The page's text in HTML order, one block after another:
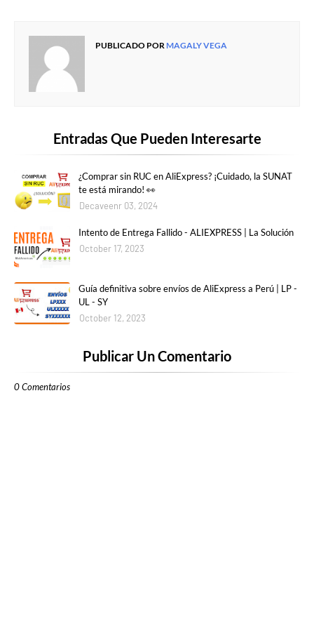
PUBLICADO POR MAGALY VEGA
Entradas Que Pueden Interesarte
¿Comprar sin RUC en AliExpress? ¡Cuidado, la SUNAT
te está mirando! 👀
Decaveenr 03, 2024
Intento de Entrega Fallido - ALIEXPRESS | La Solución
October 17, 2023
Guía definitiva sobre envíos de AliExpress a Perú | LP -
UL - SY
October 12, 2023
Publicar Un Comentario
0 Comentarios